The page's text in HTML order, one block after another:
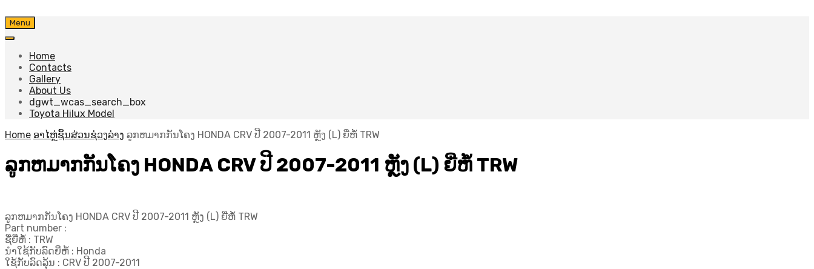
Skip
to
Menu
Home
Contacts
Gallery
About Us
dgwt_wcas_search_box
Toyota Hilux Model
Home ອາໄຫຼ່ຊິ້ນສ່ວນຊ່ວງລ່າງ ລູກຫມາກກັນໂຄງ HONDA CRV ປີ 2007-2011 ຫຼັງ (L) ຍີ່ຫໍ້ TRW
ລູກຫມາກກັນໂຄງ HONDA CRV ປີ 2007-2011 ຫຼັງ (L) ຍີ່ຫໍ້ TRW
ລູກຫມາກກັນໂຄງ HONDA CRV ປີ 2007-2011 ຫຼັງ (L) ຍີ່ຫໍ້ TRW
Part number :
ຊື່ຍີ່ຫໍ້ : TRW
ນຳໃຊ້ກັບລົດຍີ່ຫໍ້ : Honda
ໃຊ້ກັບລົດລຸ້ນ : CRV ປີ 2007-2011